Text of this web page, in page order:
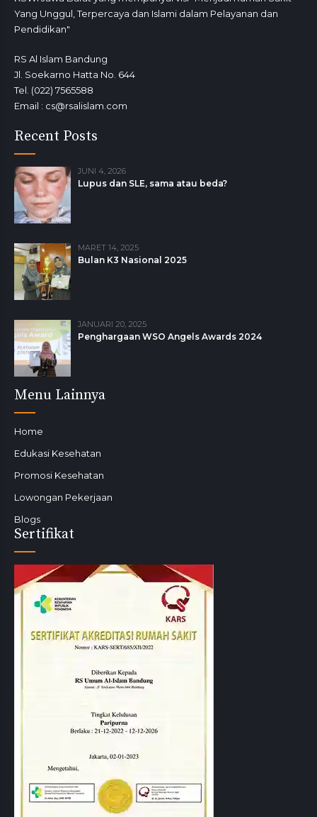
Yang Unggul, Terpercaya dan Islami dalam Pelayanan dan
Pendidikan"
RS Al Islam Bandung
Jl. Soekarno Hatta No. 644
Tel. (022) 7565588
Email : cs@rsalislam.com
Recent Posts
JUNI 4, 2026
Lupus dan SLE, sama atau beda?
MARET 14, 2025
Bulan K3 Nasional 2025
JANUARI 20, 2025
Penghargaan WSO Angels Awards 2024
Menu Lainnya
Home
Edukasi Kesehatan
Promosi Kesehatan
Lowongan Pekerjaan
Blogs
Sertifikat